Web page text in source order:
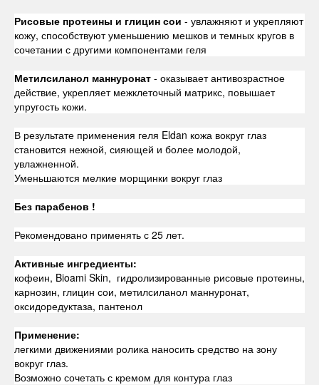
Рисовые протеины и глицин сои - увлажняют и укрепляют
кожу, способствуют уменьшению мешков и темных кругов в
сочетании с другими компонентами геля
Метилсиланол маннуронат - оказывает антивозрастное
действие, укрепляет межклеточный матрикс, повышает
упругость кожи.
В результате применения геля Eldan кожа вокруг глаз
становится нежной, сияющей и более молодой,
увлажненной.
Уменьшаются мелкие морщинки вокруг глаз
Без парабенов !
Рекомендовано применять с 25 лет.
Активные ингредиенты:
кофеин, Bioami Skin, гидролизированные рисовые протеины,
карнозин, глицин сои, метилсиланол маннуронат,
оксидоредуктаза, пантенол
Применение:
легкими движениями ролика наносить средство на зону
вокруг глаз.
Возможно сочетать с кремом для контура глаз